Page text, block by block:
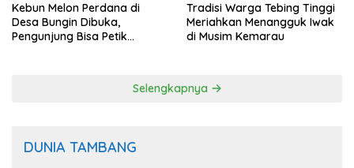
Kebun Melon Perdana di
Desa Bungin Dibuka,
Pengunjung Bisa Petik
Tradisi Warga Tebing Tinggi
Meriahkan Menangguk Iwak
di Musim Kemarau
Selengkapnya
DUNIA TAMBANG